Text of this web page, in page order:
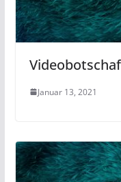
Januar 13, 2021